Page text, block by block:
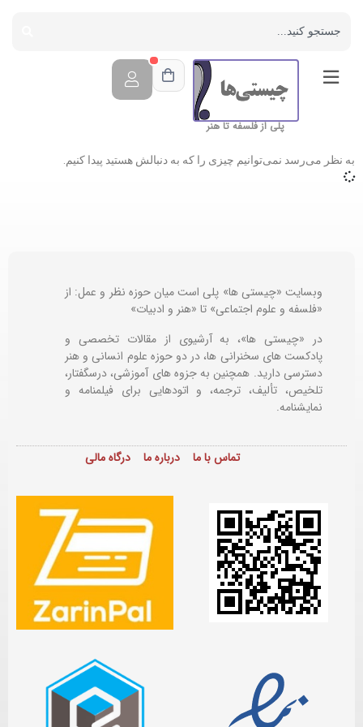
پلی از فلسفه تا هنر
به نظر می‌رسد نمی‌توانیم چیزی را که به دنبالش هستید پیدا کنیم.
وبسایت «چیستی ها» پلی است میان حوزه نظر و عمل: از
«فلسفه و علوم اجتماعی» تا «هنر و ادبیات»
در «چیستی ها»، به آرشیوی از مقالات تخصصی و
پادکست های سخنرانی ها، در دو حوزه علوم انسانی و هنر
دسترسی دارید. همچنین به جزوه های آموزشی، درسگفتار،
تلخیص، تألیف، ترجمه، و اتودهایی برایفیلمنامه و
نمایشنامه.
تماس با ما درباره ما درگاه مالی